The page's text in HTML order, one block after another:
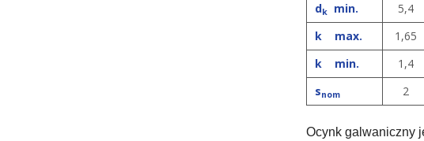
dk min. 5,4
k max.
1,65
k min.
1,4
snom 2
Ocynk galwaniczny